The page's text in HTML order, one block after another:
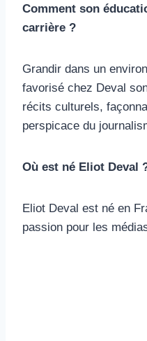
Comment son
carrière ?
Grandir dans un
favorisé chez Deval
récits culturels,
perspicace du
Où est né Eliot Deval
Eliot Deval est né en
passion pour les